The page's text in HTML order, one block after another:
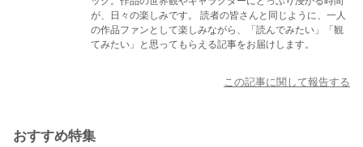
が、日々の楽しみです。 読者の皆さんと同じように、一人
の作品ファンとして楽しみながら、「読んでみたい」「観
てみたい」と思ってもらえる記事をお届けします。
この記事に関して報告する
おすすめ特集